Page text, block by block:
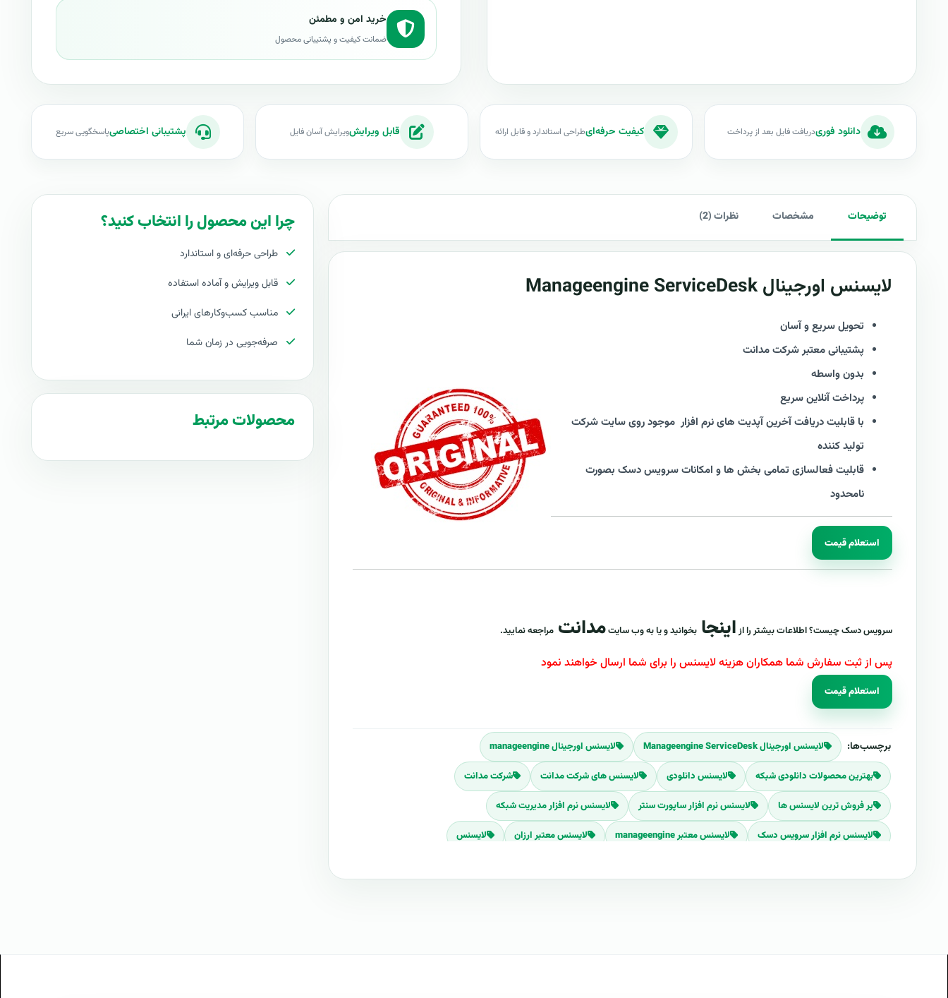
خرید امن و مطمئن
ضمانت کیفیت و پشتیبانی محصول
دانلود فوریدریافت فایل بعد از پرداخت کیفیت حرفه‌ایطراحی استاندارد و قابل ارائه قابل ویرایشویرایش آسان فایل پشتیبانی اختصاصیپاسخگویی سریع
توضیحات مشخصات نظرات (2)
لایسنس اورجینال Manageengine ServiceDesk
تحویل سریع و آسان
پشتیبانی معتبر شرکت مدانت
بدون واسطه
پرداخت آنلاین سریع
با قابلیت دریافت آخرین آپدیت های نرم افزار موجود روی سایت شرکت
تولید کننده
قابلیت فعالسازی تمامی بخش ها و امکانات سرویس دسک بصورت
نامحدود
استعلام قیمت
سرویس دسک چیست؟ اطلاعات بیشتر را از اینجا بخوانید و یا به وب سایتمدانت مراجعه نمایید.
پس از ثبت سفارش شما همکاران هزینه لایسنس را برای شما ارسال خواهند نمود
استعلام قیمت
برچسب‌ها: لایسنس اورجینال Manageengine ServiceDesk لایسنس اورجینال manageengine
بهترین محصولات دانلودی شبکه لایسنس دانلودی لایسنس های شرکت مدانت شرکت مدانت
پر فروش ترین لایسنس ها لایسنس نرم افزار ساپورت سنتر لایسنس نرم افزار مدیریت شبکه
لایسنس نرم افزار سرویس دسک لایسنس معتبر manageengine لایسنس معتبر ارزان لایسنس
چرا این محصول را انتخاب کنید؟
طراحی حرفه‌ای و استاندارد
قابل ویرایش و آماده استفاده
مناسب کسب‌وکارهای ایرانی
صرفه‌جویی در زمان شما
محصولات مرتبط